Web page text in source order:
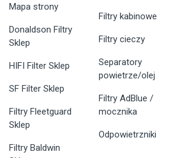
Mapa strony
Donaldson Filtry
Sklep
HIFI Filter Sklep
SF Filter Sklep
Filtry Fleetguard
Sklep
Filtry Baldwin
Filtry kabinowe
Filtry cieczy
Separatory
powietrze/olej
Filtry AdBlue /
mocznika
Odpowietrzniki